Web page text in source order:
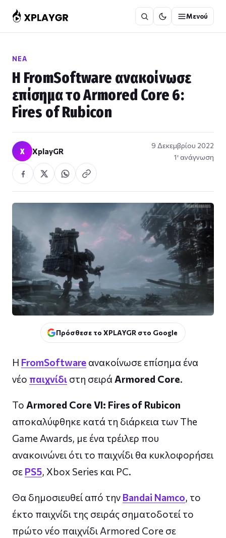
στο
περιεχόμενο
Μενού
ΝΈΑ
Η FromSoftware ανακοίνωσε
επίσημα το Armored Core 6:
Fires of Rubicon
X XplayGR
9 Δεκεμβρίου 2022
1′ ανάγνωση
Πρόσθεσε το XPLAYGR στο Google
Η FromSoftware ανακοίνωσε επίσημα ένα
νέο παιχνίδι στη σειρά Armored Core.
Το Armored Core VI: Fires of Rubicon
αποκαλύφθηκε κατά τη διάρκεια των The
Game Awards, με ένα τρέιλερ που
ανακοινώνει ότι το παιχνίδι θα κυκλοφορήσει
σε PS5, Xbox Series και PC.
Θα δημοσιευθεί από την Bandai Namco, το
έκτο παιχνίδι της σειράς σηματοδοτεί το
πρώτο νέο παιχνίδι Armored Core σε